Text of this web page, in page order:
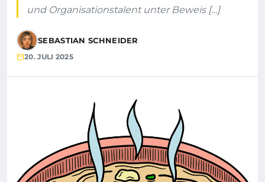
und Organisationstalent unter Beweis […]
SEBASTIAN SCHNEIDER
20. JULI 2025